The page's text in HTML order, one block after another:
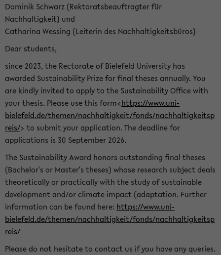
Dominik Schwarz (Rektoratsbeauftragter für
Nachhaltigkeit) und
Catharina Wessing (Leiterin des Nachhaltigkeitsbüros)
Dear students,
since 2023, the Rectorate of Bielefeld University has
awarded Sustainability Prize for final theses annually. You
are kindly invited to apply to the Sustainability Office with
your thesis. Please use this form<https://www.uni-
bielefeld.de/themen/nachhaltigkeit/fonds/nachhaltigkeitsp
reis/> to submit your application. The deadline for
applications is 30 September 2026.
The Sustainability Award honors outstanding final theses
(Bachelor's or Master's theses) whose research subject deals
theoretically or practically with the study of sustainable
development and/or climate impact (adaptation. Further
information can be found here: https://www.uni-
bielefeld.de/themen/nachhaltigkeit/fonds/nachhaltigkeitsp
reis/
Please do not hesitate to contact us if you have any queries.